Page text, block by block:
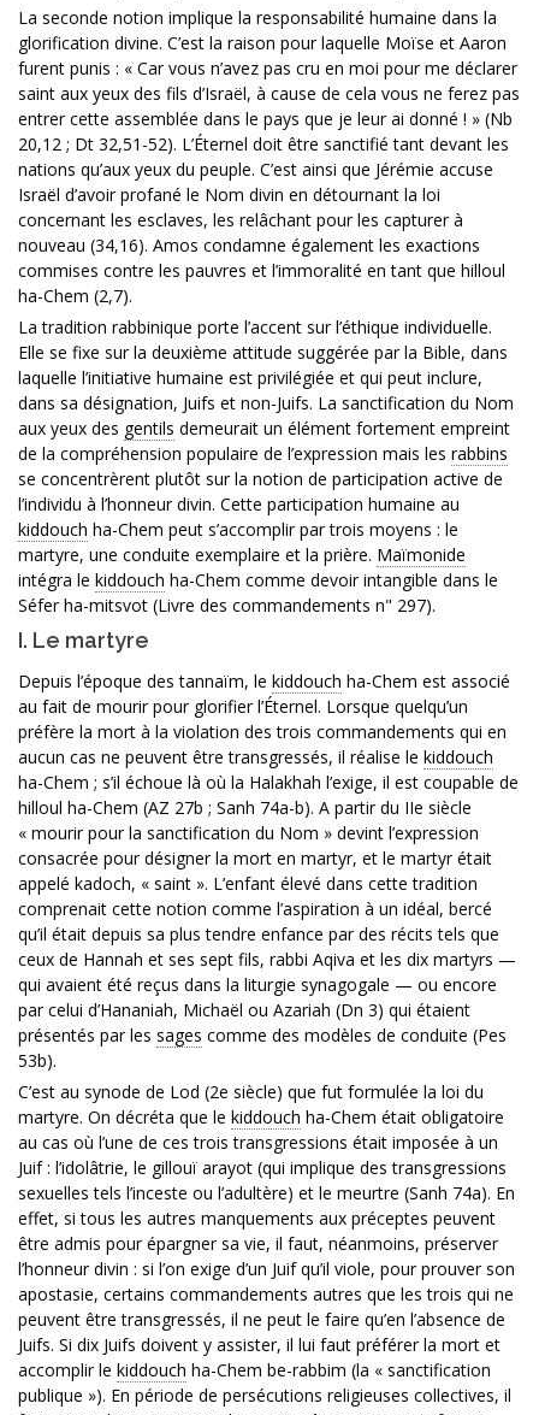
La seconde notion implique la responsabilité humaine dans la
glorification divine. C’est la raison pour laquelle Moïse et Aaron
furent punis : « Car vous n’avez pas cru en moi pour me déclarer
saint aux yeux des fils d’Israël, à cause de cela vous ne ferez pas
entrer cette assemblée dans le pays que je leur ai donné ! » (Nb
20,12 ; Dt 32,51-52). L’Éternel doit être sanctifié tant devant les
nations qu’aux yeux du peuple. C’est ainsi que Jérémie accuse
Israël d’avoir profané le Nom divin en détournant la loi
concernant les esclaves, les relâchant pour les capturer à
nouveau (34,16). Amos condamne également les exactions
commises contre les pauvres et l’immoralité en tant que hilloul
ha-Chem (2,7).
La tradition rabbinique porte l’accent sur l’éthique individuelle.
Elle se fixe sur la deuxième attitude suggérée par la Bible, dans
laquelle l’initiative humaine est privilégiée et qui peut inclure,
dans sa désignation, Juifs et non-Juifs. La sanctification du Nom
aux yeux des gentils demeurait un élément fortement empreint
de la compréhension populaire de l’expression mais les rabbins
se concentrèrent plutôt sur la notion de participation active de
l’individu à l’honneur divin. Cette participation humaine au
kiddouch ha-Chem peut s’accomplir par trois moyens : le
martyre, une conduite exemplaire et la prière. Maïmonide
intégra le kiddouch ha-Chem comme devoir intangible dans le
Séfer ha-mitsvot (Livre des commandements n" 297).
I. Le martyre
Depuis l’époque des tannaïm, le kiddouch ha-Chem est associé
au fait de mourir pour glorifier l’Éternel. Lorsque quelqu’un
préfère la mort à la violation des trois commandements qui en
aucun cas ne peuvent être transgressés, il réalise le kiddouch
ha-Chem ; s’il échoue là où la Halakhah l’exige, il est coupable de
hilloul ha-Chem (AZ 27b ; Sanh 74a-b). A partir du IIe siècle
« mourir pour la sanctification du Nom » devint l’expression
consacrée pour désigner la mort en martyr, et le martyr était
appelé kadoch, « saint ». L’enfant élevé dans cette tradition
comprenait cette notion comme l’aspiration à un idéal, bercé
qu’il était depuis sa plus tendre enfance par des récits tels que
ceux de Hannah et ses sept fils, rabbi Aqiva et les dix martyrs —
qui avaient été reçus dans la liturgie synagogale — ou encore
par celui d’Hananiah, Michaël ou Azariah (Dn 3) qui étaient
présentés par les sages comme des modèles de conduite (Pes
53b).
C’est au synode de Lod (2e siècle) que fut formulée la loi du
martyre. On décréta que le kiddouch ha-Chem était obligatoire
au cas où l’une de ces trois transgressions était imposée à un
Juif : l’idolâtrie, le gillouï arayot (qui implique des transgressions
sexuelles tels l’inceste ou l’adultère) et le meurtre (Sanh 74a). En
effet, si tous les autres manquements aux préceptes peuvent
être admis pour épargner sa vie, il faut, néanmoins, préserver
l’honneur divin : si l’on exige d’un Juif qu’il viole, pour prouver son
apostasie, certains commandements autres que les trois qui ne
peuvent être transgressés, il ne peut le faire qu’en l’absence de
Juifs. Si dix Juifs doivent y assister, il lui faut préférer la mort et
accomplir le kiddouch ha-Chem be-rabbim (la « sanctification
publique »). En période de persécutions religieuses collectives, il